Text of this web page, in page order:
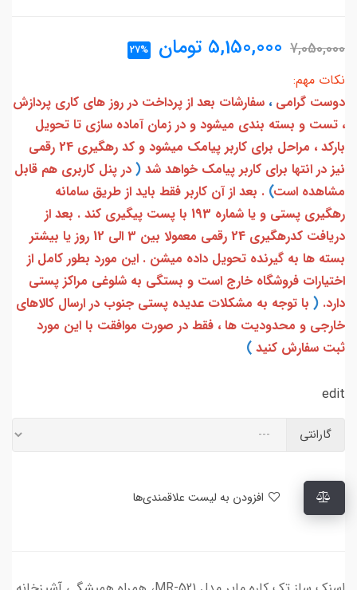
7,050,000
5,150,000 تومان 27%
نکات مهم:
دوست گرامی ، سفارشات بعد از پرداخت در روز های کاری پردازش
، تست و بسته بندی میشود و در زمان آماده سازی تا تحویل
بارکد ، مراحل برای کاربر پیامک میشود و کد رهگیری 24 رقمی
نیز در انتها برای کاربر پیامک خواهد شد ( در پنل کاربری هم قابل
مشاهده است) . بعد از آن کاربر فقط باید از طریق سامانه
رهگیری پستی و یا شماره 193 با پست پیگیری کند . بعد از
دریافت کدرهگیری 24 رقمی معمولا بین 3 الی 12 روز یا بیشتر
بسته ها به گیرنده تحویل داده میشن . این مورد بطور کامل از
اختیارات فروشگاه خارج است و بستگی به شلوغی مراکز پستی
دارد. ( با توجه به مشکلات عدیده پستی جنوب در ارسال کالاهای
خارجی و محدودیت ها ، فقط در صورت موافقت با این مورد
ثبت سفارش کنید )
edit
گارانتی